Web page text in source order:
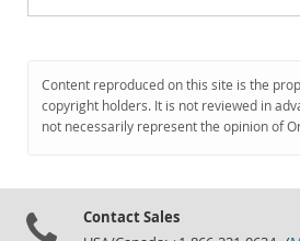
Content reproduced on this site is the
copyright holders. It is not reviewed in
not necessarily represent the opinion of
Contact Sales